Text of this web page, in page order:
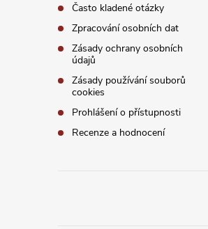
Často kladené otázky
Zpracování osobních dat
Zásady ochrany osobních
údajů
Zásady používání souborů
cookies
Prohlášení o přístupnosti
Recenze a hodnocení